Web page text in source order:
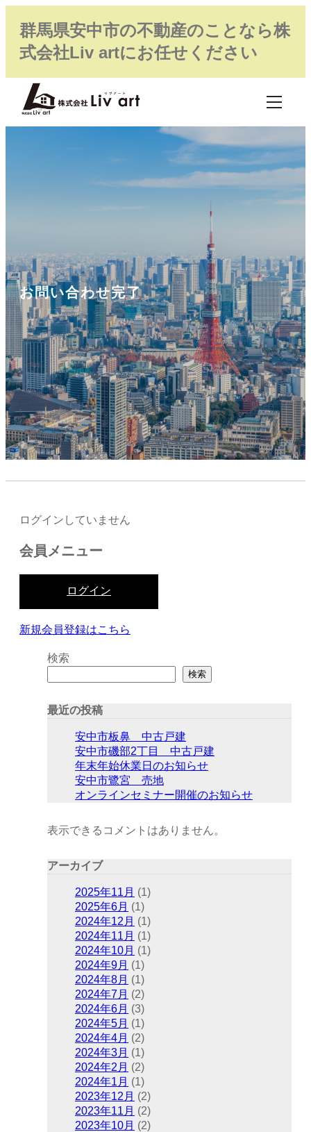
群馬県安中市の不動産のことなら株
式会社Liv artにお任せください
お問い合わせ完了
ログインしていません
会員メニュー
ログイン
新規会員登録はこちら
検索
検索
最近の投稿
安中市板鼻 中古戸建
安中市磯部2丁目 中古戸建
年末年始休業日のお知らせ
安中市鷺宮 売地
オンラインセミナー開催のお知らせ
表示できるコメントはありません。
アーカイブ
2025年11月 (1)
2025年6月 (1)
2024年12月 (1)
2024年11月 (1)
2024年10月 (1)
2024年9月 (1)
2024年8月 (1)
2024年7月 (2)
2024年6月 (3)
2024年5月 (1)
2024年4月 (2)
2024年3月 (1)
2024年2月 (2)
2024年1月 (1)
2023年12月 (2)
2023年11月 (2)
2023年10月 (2)